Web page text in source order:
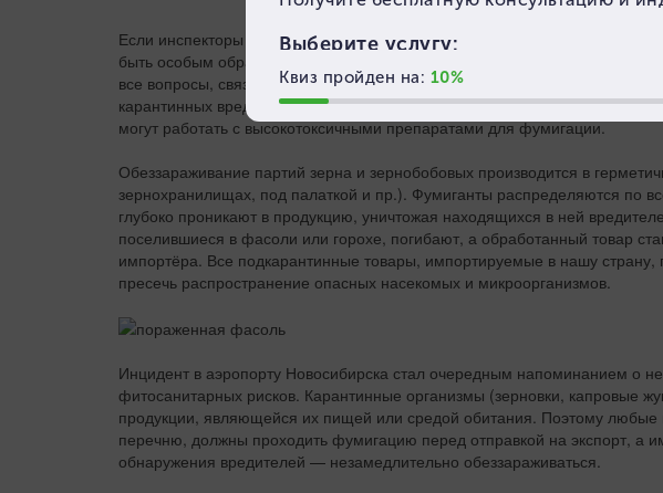
Если инспекторы Россельхознадзора выявят карантинных вредителей в
быть особым образом обезврежена. Соответствующую процедуру
все вопросы, связанные с её применением, регулируются законом «О
карантинных вредителей, собственники грузов должны обращаться в
могут работать с высокотоксичными препаратами для фумигации.
Обеззараживание партий зерна и зернобобовых производится в
зернохранилищах, под палаткой и пр.). Фумиганты распределяются по
глубоко проникают в продукцию, уничтожая находящихся в ней
поселившиеся в фасоли или горохе, погибают, а обработанный товар
импортёра. Все подкарантинные товары, импортируемые в нашу
пресечь распространение опасных насекомых и микроорганизмов.
Инцидент в аэропорту Новосибирска стал очередным напоминанием о
фитосанитарных рисков. Карантинные организмы (зерновки, капровые
продукции, являющейся их пищей или средой обитания. Поэтому любые
перечню, должны проходить фумигацию перед отправкой на экспорт, а
обнаружения вредителей — незамедлительно обеззараживаться.